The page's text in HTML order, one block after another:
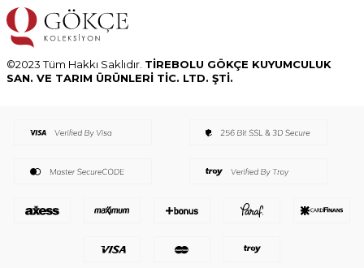
©2023 Tüm Hakkı Saklıdır. TİREBOLU GÖKÇE KUYUMCULUK
SAN. VE TARIM ÜRÜNLERİ TİC. LTD. ŞTİ.